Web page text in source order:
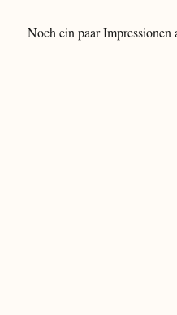
Noch ein paar Impressionen